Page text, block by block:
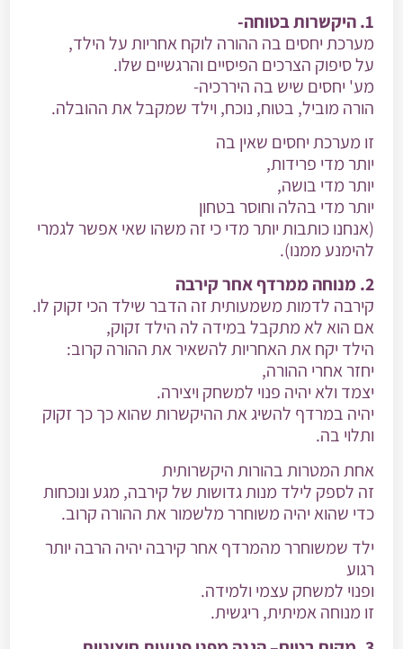
1. היקשרות בטוחה-
מערכת יחסים בה ההורה לוקח אחריות על הילד,
על סיפוק הצרכים הפיסיים והרגשיים שלו.
מע' יחסים שיש בה היררכיה-
הורה מוביל, בטוח, נוכח, וילד שמקבל את ההובלה.
זו מערכת יחסים שאין בה
יותר מדי פרידות,
יותר מדי בושה,
יותר מדי בהלה וחוסר בטחון
(אנחנו כותבות יותר מדי כי זה משהו שאי אפשר לגמרי
להימנע ממנו).
2. מנוחה ממרדף אחר קירבה
קירבה לדמות משמעותית זה הדבר שילד הכי זקוק לו.
אם הוא לא מתקבל במידה לה הילד זקוק,
הילד יקח את האחריות להשאיר את ההורה קרוב:
יחזר אחרי ההורה,
יצמד ולא יהיה פנוי למשחק ויצירה.
יהיה במרדף להשיג את ההיקשרות שהוא כך כך זקוק
ותלוי בה.
אחת המטרות בהורות היקשרותית
זה לספק לילד מנות גדושות של קירבה, מגע ונוכחות
כדי שהוא יהיה משוחרר מלשמור את ההורה קרוב.
ילד שמשוחרר מהמרדף אחר קירבה יהיה הרבה יותר
רגוע
ופנוי למשחק עצמי ולמידה.
זו מנוחה אמיתית, ריגשית.